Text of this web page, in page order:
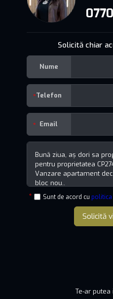
Solicită chiar
Nume
Telefon
Email
Sunt de acord cu
Solicită
Te-ar putea